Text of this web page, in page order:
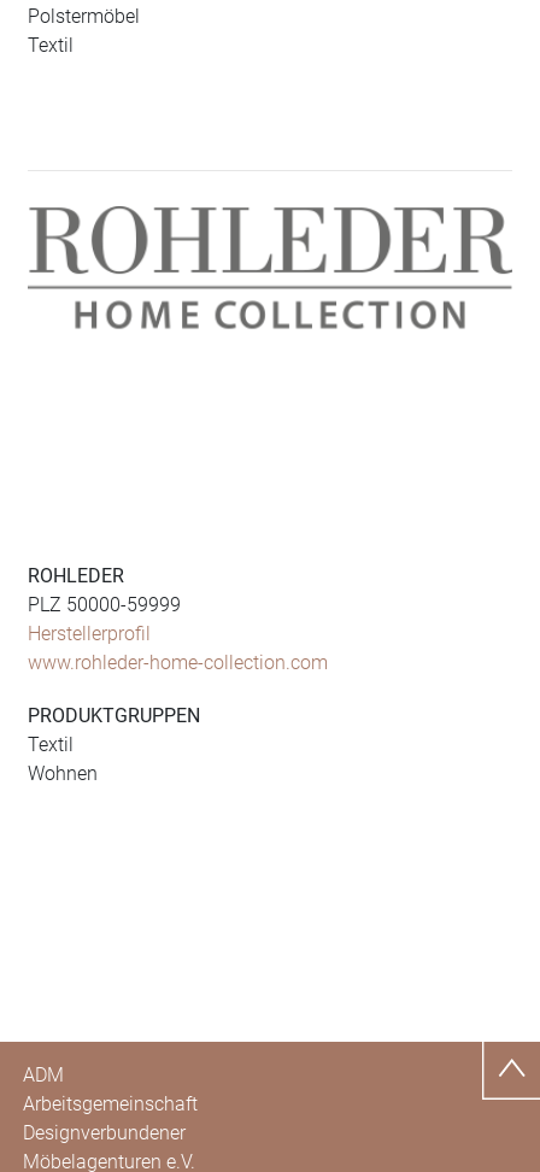
Polstermöbel
Textil
ROHLEDER
PLZ 50000-59999
Herstellerprofil
www.rohleder-home-collection.com
PRODUKTGRUPPEN
Textil
Wohnen
ADM
Arbeitsgemeinschaft
Designverbundener
Möbelagenturen e.V.